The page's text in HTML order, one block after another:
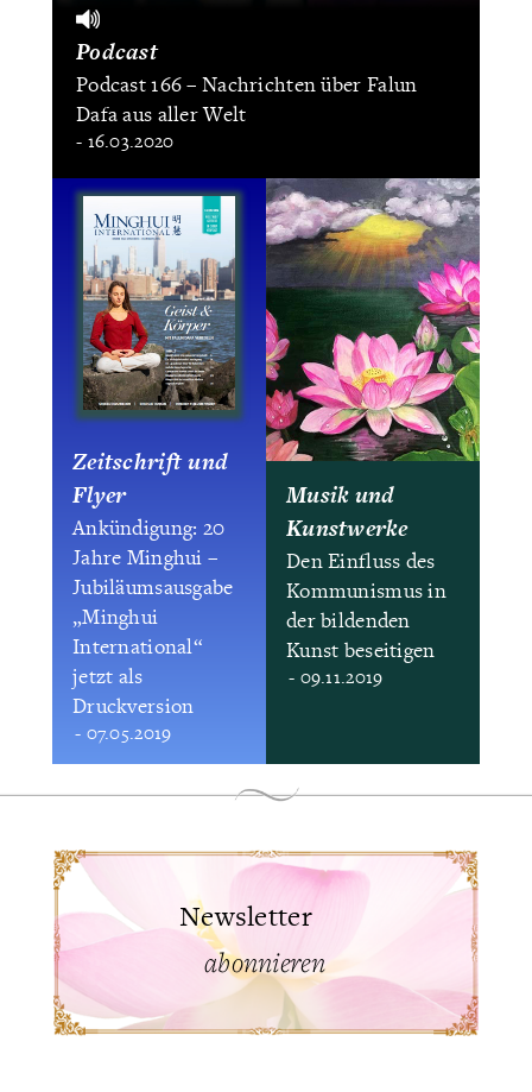
Podcast
Podcast 166 – Nachrichten über Falun
Dafa aus aller Welt
- 16.03.2020
Zeitschrift und
Flyer
Ankündigung: 20
Jahre Minghui –
Jubiläumsausgabe
„Minghui
International“
jetzt als
Druckversion
- 07.05.2019
Musik und
Kunstwerke
Den Einfluss des
Kommunismus in
der bildenden
Kunst beseitigen
- 09.11.2019
abonnieren
Newsletter